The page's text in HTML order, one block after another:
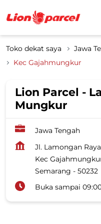
Toko dekat saya Jawa
Kec Gajahmungkur
Lion Parcel -
Mungkur
Jawa Tengah
Jl. Lamongan
Kec
Semarang - 50232
Buka sampai